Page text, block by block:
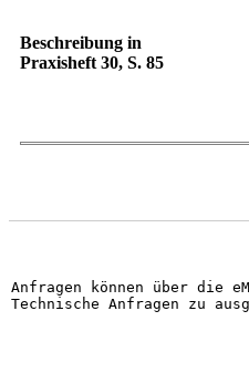
Beschreibung in
Praxisheft 30, S. 85
Anfragen können über die
Technische Anfragen zu